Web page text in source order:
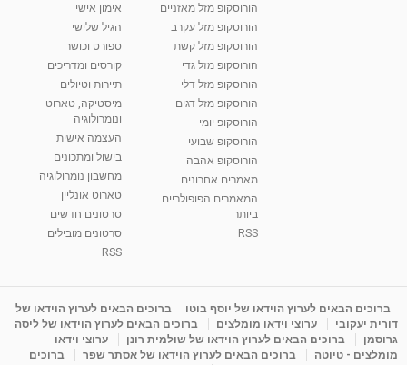
01:37
יוסי שר - מתמחה בשיטת אלכסנדר וטאי צ'י
2,738 צפיות
01:46
רנה רז-גילו -טיפול אנרגטי ויעוץ רוחני - נומרולוגית
2,315 צפיות
05:37
סודות בתאריך הלידה, משמעות חודש הלידה -
ינואר זינה ליבשיץ נומרולוגית
ליסה גרוסמן - המרכז לאימון התנהגותי - קשב
09:12
מדיטציה בדמיון מודרך - היכרות עם האני הפנימי
מאת admin 11 שנים 3,649 צפיות
הורוסקופ מזל מאזניים
הורוסקופ מזל עקרב
הורוסקופ מזל קשת
הורוסקופ מזל גדי
הורוסקופ מזל דלי
הורוסקופ מזל דגים
הורוסקופ יומי
הורוסקופ שבועי
הורוסקופ אהבה
מאמרים אחרונים
המאמרים הפופולריים
ביותר
RSS
אימון אישי
הגיל שלישי
ספורט וכושר
קורסים ומדריכים
תיירות וטיולים
מיסטיקה, טארוט
ונומרולוגיה
העצמה אישית
בישול ומתכונים
מחשבון נומרולוגיה
טארוט אונליין
סרטונים חדשים
סרטונים מובילים
RSS
ברוכים הבאים לערוץ הוידאו של יוסף בוטו
ברוכים הבאים לערוץ הוידאו של
דורית יעקובי
ערוצי וידאו מומלצים
ברוכים הבאים לערוץ הוידאו של ליסה
גרוסמן
ברוכים הבאים לערוץ הוידאו של שולמית רונן
ערוצי וידאו
מומלצים - טיוטה
ברוכים הבאים לערוץ הוידאו של אסתר שפר
ברוכים